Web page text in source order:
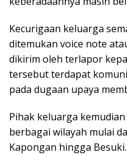
Kecurigaan keluarga
ditemukan voice note
dikirim oleh terlapor
tersebut terdapat
pada dugaan upaya
Pihak keluarga
berbagai wilayah mulai
Kapongan hingga